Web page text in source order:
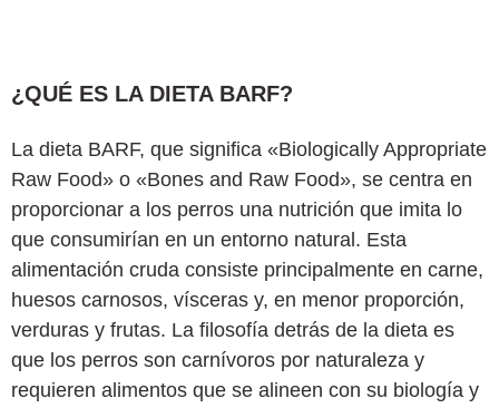
¿QUÉ ES LA DIETA BARF?
La dieta BARF, que significa «Biologically Appropriate
Raw Food» o «Bones and Raw Food», se centra en
proporcionar a los perros una nutrición que imita lo
que consumirían en un entorno natural. Esta
alimentación cruda consiste principalmente en carne,
huesos carnosos, vísceras y, en menor proporción,
verduras y frutas. La filosofía detrás de la dieta es
que los perros son carnívoros por naturaleza y
requieren alimentos que se alineen con su biología y